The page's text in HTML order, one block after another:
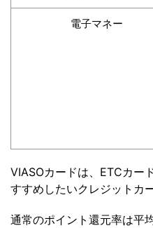
電子マネー
VIASOカードは、ETCカー
すすめしたいクレジットカ
通常のポイント還元率は平